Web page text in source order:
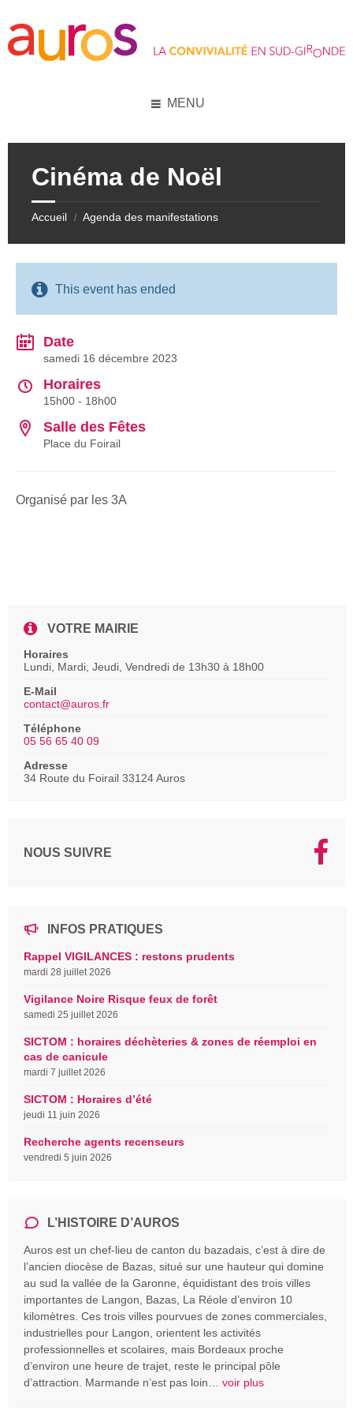
content
left
sidebar
right
sidebar
footer
MENU
Cinéma de Noël
Accueil / Agenda des manifestations
This event has ended
Date
samedi 16 décembre 2023
Horaires
15h00 - 18h00
Salle des Fêtes
Place du Foirail
Organisé par les 3A
VOTRE MAIRIE
Horaires
Lundi, Mardi, Jeudi, Vendredi de 13h30 à 18h00
E-Mail
contact@auros.fr
Téléphone
05 56 65 40 09
Adresse
34 Route du Foirail 33124 Auros
NOUS SUIVRE
INFOS PRATIQUES
Rappel VIGILANCES : restons prudents
mardi 28 juillet 2026
Vigilance Noire Risque feux de forêt
samedi 25 juillet 2026
SICTOM : horaires déchèteries & zones de réemploi en
cas de canicule
mardi 7 juillet 2026
SICTOM : Horaires d’été
jeudi 11 juin 2026
Recherche agents recenseurs
vendredi 5 juin 2026
L’HISTOIRE D’AUROS
Auros est un chef-lieu de canton du bazadais, c’est à dire de
l’ancien diocèse de Bazas, situé sur une hauteur qui domine
au sud la vallée de la Garonne, équidistant des trois villes
importantes de Langon, Bazas, La Réole d’environ 10
kilomètres. Ces trois villes pourvues de zones commerciales,
industrielles pour Langon, orientent les activités
professionnelles et scolaires, mais Bordeaux proche
d’environ une heure de trajet, reste le principal pôle
d’attraction. Marmande n’est pas loin… voir plus